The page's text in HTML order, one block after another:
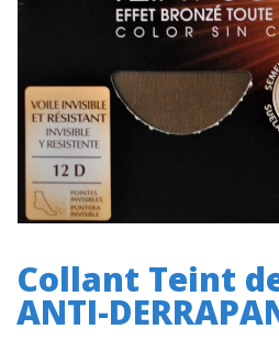
Collant Teint
ANTI-